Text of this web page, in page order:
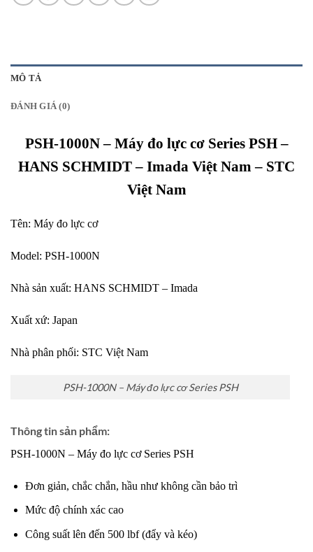
MÔ TẢ
ĐÁNH GIÁ (0)
PSH-1000N – Máy đo lực cơ Series PSH –
HANS SCHMIDT – Imada Việt Nam – STC
Việt Nam
Tên: Máy đo lực cơ
Model: PSH-1000N
Nhà sản xuất: HANS SCHMIDT – Imada
Xuất xứ: Japan
Nhà phân phối: STC Việt Nam
PSH-1000N – Máy đo lực cơ Series PSH
Thông tin sản phẩm:
PSH-1000N – Máy đo lực cơ Series PSH
Đơn giản, chắc chắn, hầu như không cần bảo trì
Mức độ chính xác cao
Công suất lên đến 500 lbf (đẩy và kéo)